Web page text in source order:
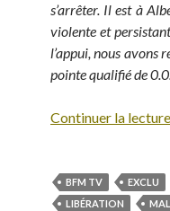
s’arrêter. Il est à
violente et
l’appui, nous avons
pointe qualifié de
Continuer la lecture
BFM TV EXCLU
LIBÉRATION